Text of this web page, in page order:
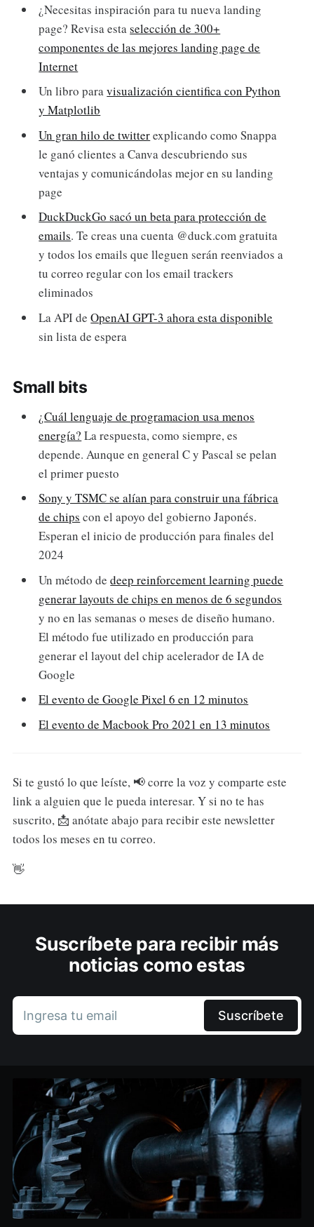
¿Necesitas inspiración para tu nueva landing
page? Revisa estaselección de 300+
componentes de las mejores landing page de
Internet
Un libro paravisualización cientifica con Python
y Matplotlib
Un gran hilo de twitterexplicando como Snappa
le ganó clientes a Canva descubriendo sus
ventajas y comunicándolas mejor en su landing
page
DuckDuckGo sacó un beta para protección de
emails. Te creas una cuenta @duck.com gratuita
y todos los emails que lleguen serán reenviados a
tu correo regular con los email trackers
eliminados
La API deOpenAI GPT-3 ahora esta disponible
sin lista de espera
Small bits
¿Cuál lenguaje de programacion usa menos
energía? La respuesta, como siempre, es
depende. Aunque en general C y Pascal se pelan
el primer puesto
Sony y TSMC se alían para construir una fábrica
de chips con el apoyo del gobierno Japonés.
Esperan el inicio de producción para finales del
2024
Un método dedeep reinforcement learning puede
generar layouts de chips en menos de 6 segundos
y no en las semanas o meses de diseño humano.
El método fue utilizado en producción para
generar el layout del chip acelerador de IA de
Google
El evento de Google Pixel 6 en 12 minutos
El evento de Macbook Pro 2021 en 13 minutos
Si te gustó lo que leíste, 📢 corre la voz y comparte este
link a alguien que le pueda interesar. Y si no te has
suscrito, 📩 anótate abajo para recibir este newsletter
todos los meses en tu correo.
👋
Suscríbete para recibir más
noticias como estas
Ingresa tu email Suscríbete